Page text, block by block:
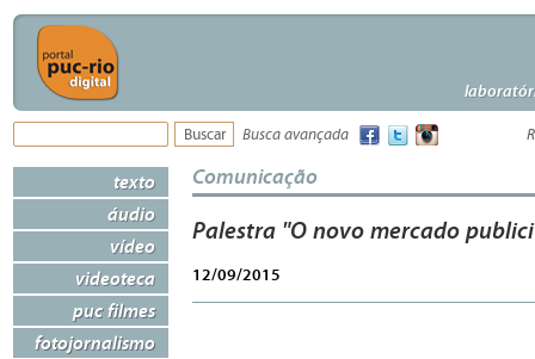
Busca avançada
texto
áudio
vídeo
videoteca
puc filmes
fotojornalismo
Comunicação
Palestra "O novo mercado
12/09/2015